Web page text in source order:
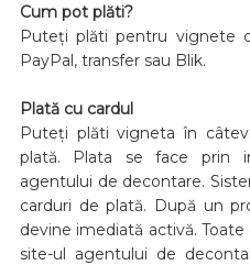
Cum pot plăti?
Puteți plăti pentru vignete
PayPal, transfer sau Blik.
Plată cu cardul
Puteți plăti vigneta în
plată. Plata se face prin
agentului de decontare.
carduri de plată. După un
devine imediată activă.
site-ul agentului de